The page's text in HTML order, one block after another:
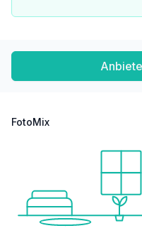
U-Bahn <500m
Straßenbahn <500m
Bahnhof <500m
Angaben Entfernung
FotoMix